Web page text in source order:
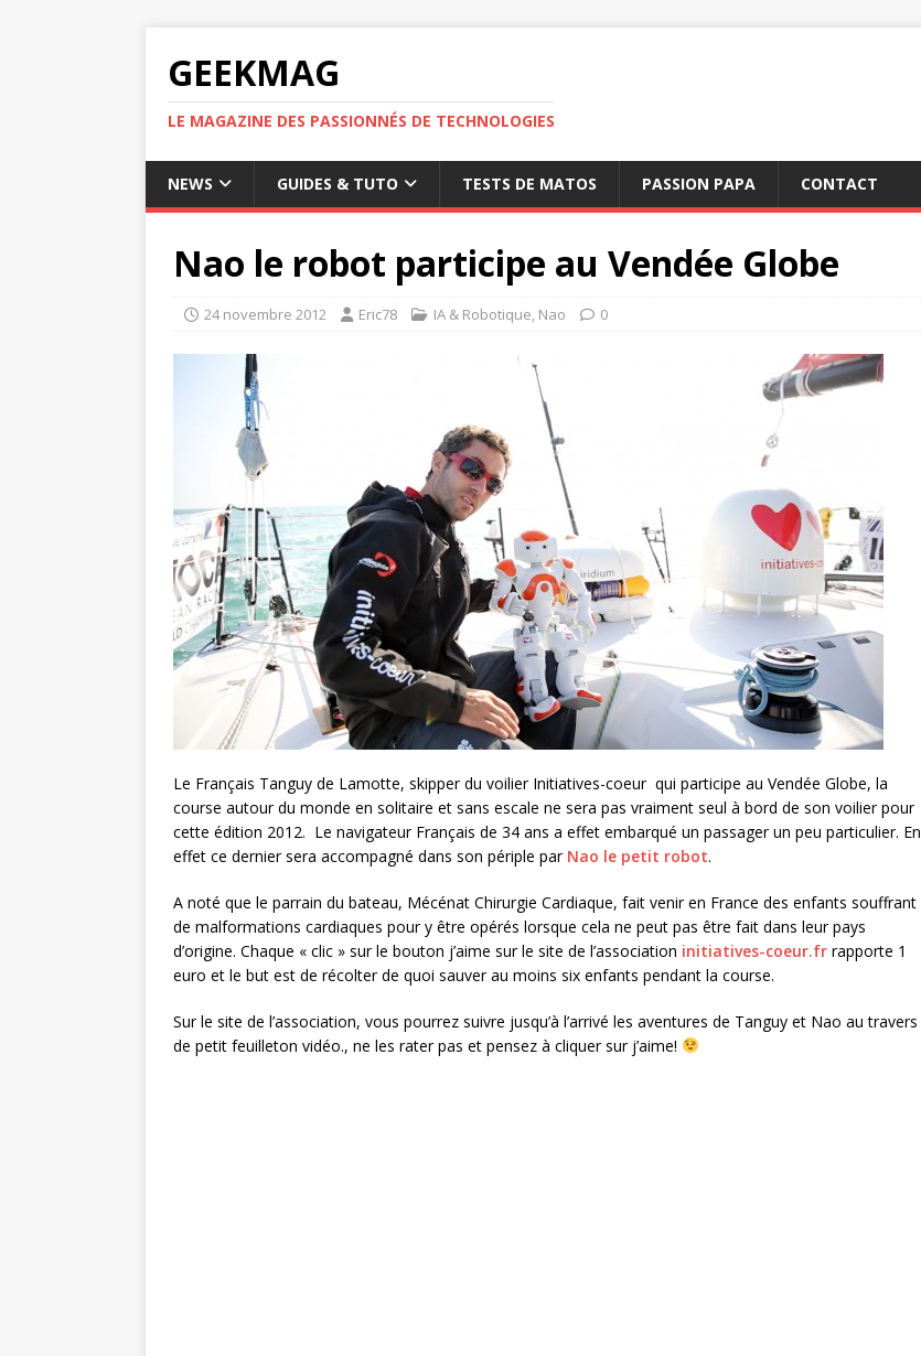
GEEKMAG
LE MAGAZINE DES PASSIONNÉS DE TECHNOLOGIES
NEWS GUIDES & TUTO TESTS DE MATOS PASSION PAPA CONTACT
Nao le robot participe au Vendée Globe
24 novembre 2012 Eric78 IA & Robotique, Nao 0
Le Français Tanguy de Lamotte, skipper du voilier Initiatives-coeur qui participe au Vendée Globe, la
course autour du monde en solitaire et sans escale ne sera pas vraiment seul à bord de son voilier pour
cette édition 2012. Le navigateur Français de 34 ans a effet embarqué un passager un peu particulier. En
effet ce dernier sera accompagné dans son périple par Nao le petit robot.
A noté que le parrain du bateau, Mécénat Chirurgie Cardiaque, fait venir en France des enfants souffrant
de malformations cardiaques pour y être opérés lorsque cela ne peut pas être fait dans leur pays
d’origine. Chaque « clic » sur le bouton j’aime sur le site de l’association initiatives-coeur.fr rapporte 1
euro et le but est de récolter de quoi sauver au moins six enfants pendant la course.
Sur le site de l’association, vous pourrez suivre jusqu’à l’arrivé les aventures de Tanguy et Nao au travers
de petit feuilleton vidéo., ne les rater pas et pensez à cliquer sur j’aime!